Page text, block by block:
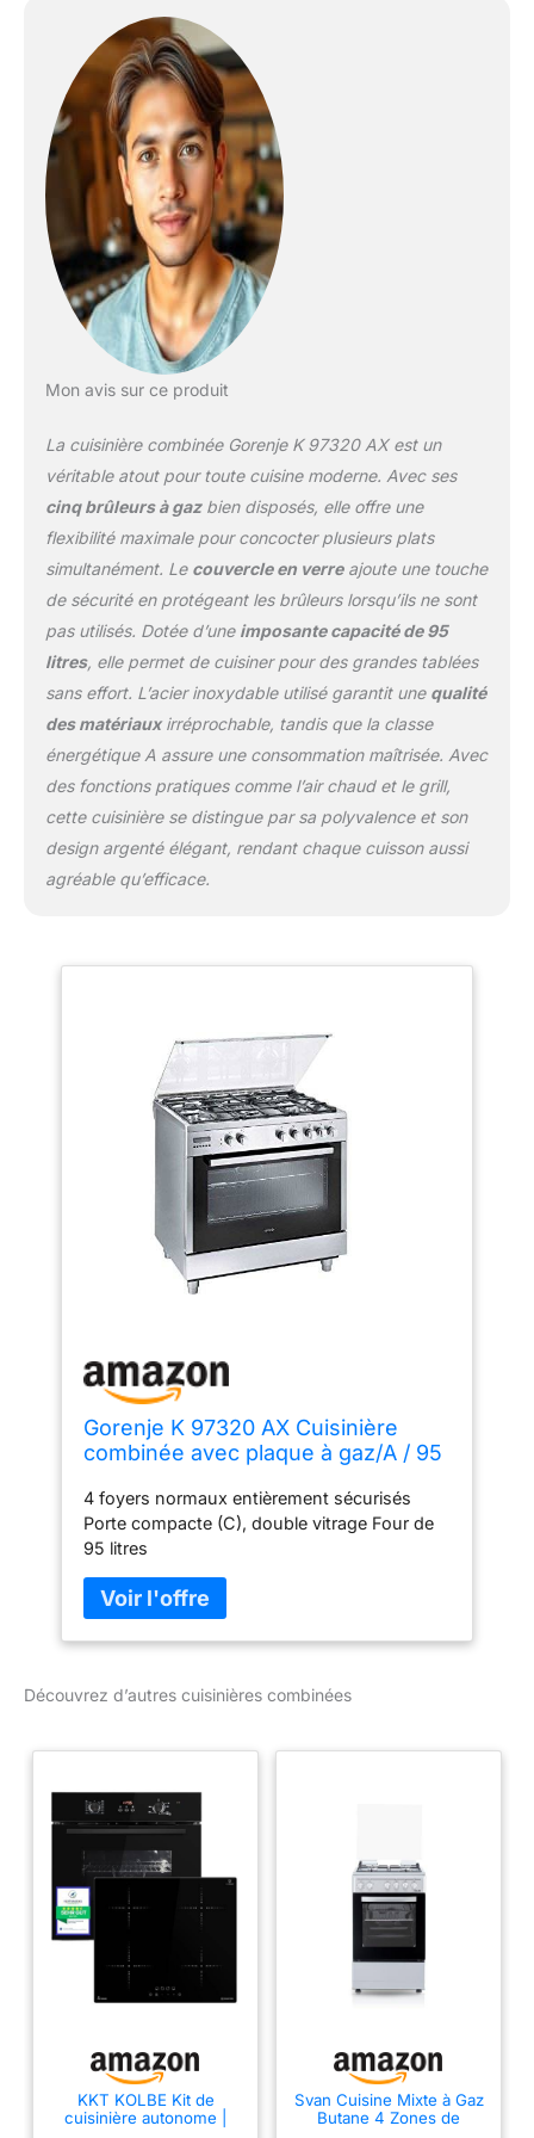
Mon avis sur ce produit
La cuisinière combinée Gorenje K 97320 AX est un
véritable atout pour toute cuisine moderne. Avec ses
cinq brûleurs à gazbien disposés, elle offre une
flexibilité maximale pour concocter plusieurs plats
simultanément. Le couvercle en verreajoute une touche
de sécurité en protégeant les brûleurs lorsqu’ils ne sont
pas utilisés. Dotée d’une imposante capacité de 95
litres, elle permet de cuisiner pour des grandes tablées
sans effort. L’acier inoxydable utilisé garantit une qualité
des matériauxirréprochable, tandis que la classe
énergétique A assure une consommation maîtrisée. Avec
des fonctions pratiques comme l’air chaud et le grill,
cette cuisinière se distingue par sa polyvalence et son
design argenté élégant, rendant chaque cuisson aussi
agréable qu’efficace.
Gorenje K 97320 AX Cuisinière
combinée avec plaque à gaz/A / 95
inoxydable/minuterie/brûleur wok
4 foyers normaux entièrement sécurisés
Porte compacte (C), double vitrage Four de
95 litres
Découvrez d’autres cuisinières combinées
KKT KOLBE Kit de
cuisinière autonome |
Svan Cuisine Mixte à Gaz
Butane 4 Zones de